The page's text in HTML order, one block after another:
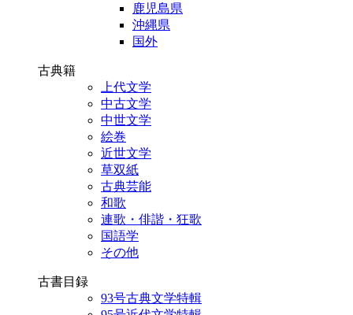
鹿児島県
沖縄県
国外
古典籍
上代文学
中古文学
中世文学
絵巻
近世文学
草双紙
古典芸能
和歌
連歌・俳諧・狂歌
国語学
その他
古書目録
93号古典文学特輯